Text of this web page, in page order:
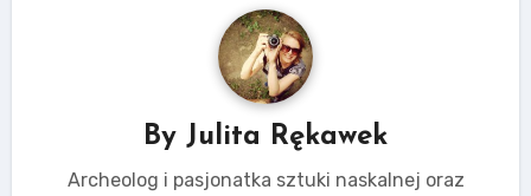
By Julita Rękawek
Archeolog i pasjonatka sztuki naskalnej oraz